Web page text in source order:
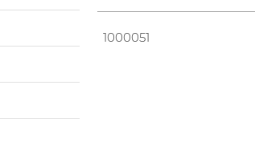
1000051